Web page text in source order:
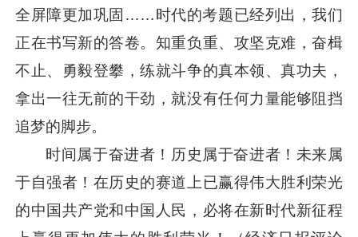
全屏障更加巩固……时代的考题已经列出，我们
正在书写新的答卷。知重负重、攻坚克难，奋楫
不止、勇毅登攀，练就斗争的真本领、真功夫，
拿出一往无前的干劲，就没有任何力量能够阻挡
追梦的脚步。
时间属于奋进者！历史属于奋进者！未来属
于自强者！在历史的赛道上已赢得伟大胜利荣光
的中国共产党和中国人民，必将在新时代新征程